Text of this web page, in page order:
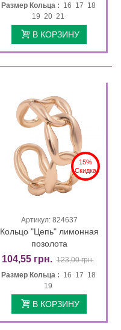
Размер Кольца : 16 17 18
19 20 21
В КОРЗИНУ
15%
Скидка
Артикул: 824637
Кольцо "Цепь" лимонная
позолота
104,55 грн. 123,00 грн.
Размер Кольца : 16 17 18
19
В КОРЗИНУ